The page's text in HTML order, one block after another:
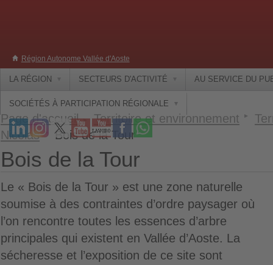
Région Autonome Vallée d'Aoste
LA RÉGION SECTEURS D'ACTIVITÉ AU SERVICE DU
SOCIÉTÉS À PARTICIPATION RÉGIONALE
Page d'accueil Territoire et environnement
Nicolas
Bois de la Tour
Bois de la Tour
Le « Bois de la Tour » est une zone naturelle
soumise à des contraintes d’ordre paysager où
l’on rencontre toutes les essences d’arbre
principales qui existent en Vallée d’Aoste. La
sécheresse et l’exposition de ce site sont